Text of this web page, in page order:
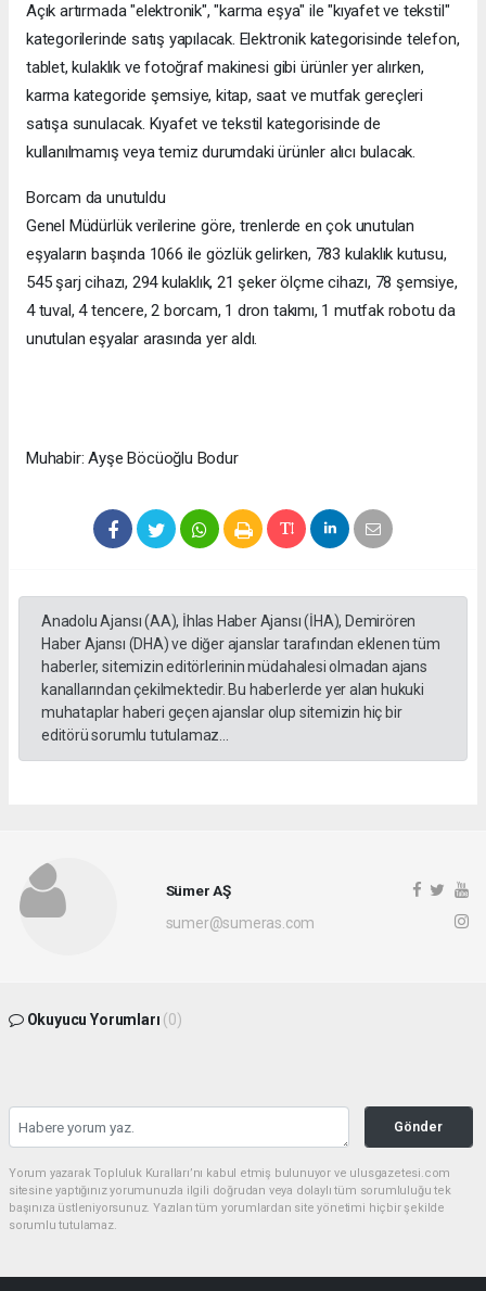
Açık artırmada "elektronik", "karma eşya" ile "kıyafet ve tekstil"
kategorilerinde satış yapılacak. Elektronik kategorisinde telefon,
tablet, kulaklık ve fotoğraf makinesi gibi ürünler yer alırken,
karma kategoride şemsiye, kitap, saat ve mutfak gereçleri
satışa sunulacak. Kıyafet ve tekstil kategorisinde de
kullanılmamış veya temiz durumdaki ürünler alıcı bulacak.
Borcam da unutuldu
Genel Müdürlük verilerine göre, trenlerde en çok unutulan
eşyaların başında 1066 ile gözlük gelirken, 783 kulaklık kutusu,
545 şarj cihazı, 294 kulaklık, 21 şeker ölçme cihazı, 78 şemsiye,
4 tuval, 4 tencere, 2 borcam, 1 dron takımı, 1 mutfak robotu da
unutulan eşyalar arasında yer aldı.
Muhabir: Ayşe Böcüoğlu Bodur
Anadolu Ajansı (AA), İhlas Haber Ajansı (İHA), Demirören
Haber Ajansı (DHA) ve diğer ajanslar tarafından eklenen tüm
haberler, sitemizin editörlerinin müdahalesi olmadan ajans
kanallarından çekilmektedir. Bu haberlerde yer alan hukuki
muhataplar haberi geçen ajanslar olup sitemizin hiç bir
editörü sorumlu tutulamaz...
Sümer AŞ
sumer@sumeras.com
Okuyucu Yorumları (0)
Gönder
Yorum yazarak Topluluk Kuralları’nı kabul etmiş bulunuyor ve ulusgazetesi.com
sitesine yaptığınız yorumunuzla ilgili doğrudan veya dolaylı tüm sorumluluğu tek
başınıza üstleniyorsunuz. Yazılan tüm yorumlardan site yönetimi hiçbir şekilde
sorumlu tutulamaz.